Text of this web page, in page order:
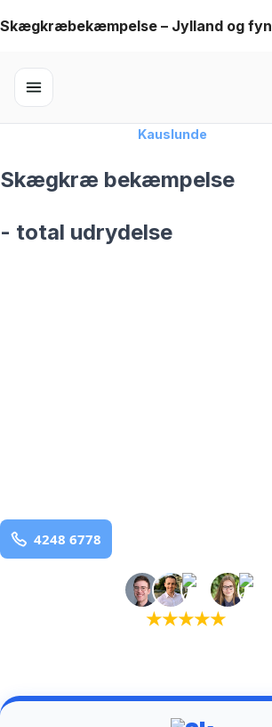
Skip
content
Skægkræbekæmpelse – Jylland og fyn
Kauslunde
Skægkræ bekæmpelse
- total udrydelse
★★★★★